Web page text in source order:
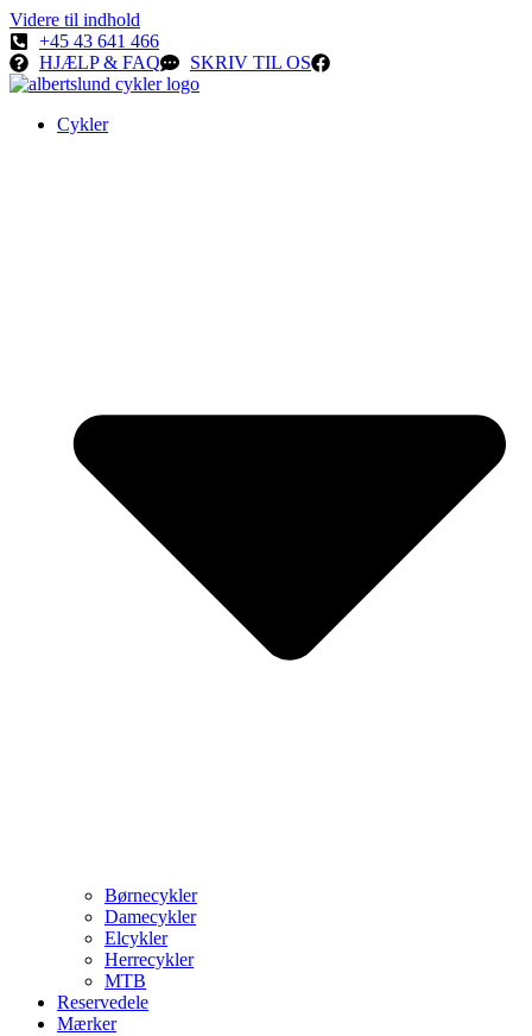
Videre til indhold
+45 43 641 466
HJÆLP & FAQ
SKRIV TIL OS
Cykler
Børnecykler
Damecykler
Elcykler
Herrecykler
MTB
Reservedele
Mærker